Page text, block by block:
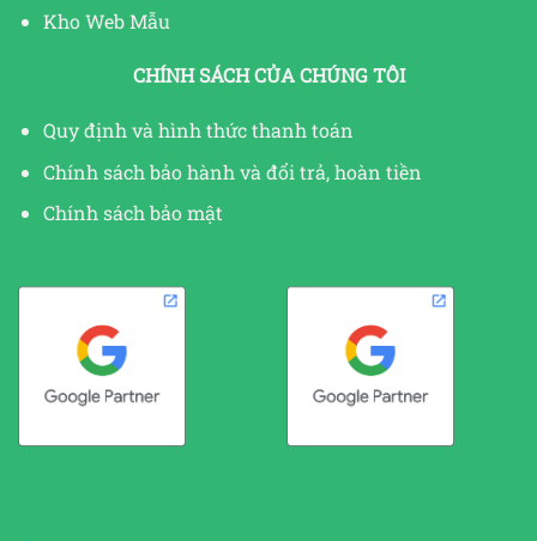
Kho Web Mẫu
CHÍNH SÁCH CỦA CHÚNG TÔI
Quy định và hình thức thanh toán
Chính sách bảo hành và đổi trả, hoàn tiền
Chính sách bảo mật